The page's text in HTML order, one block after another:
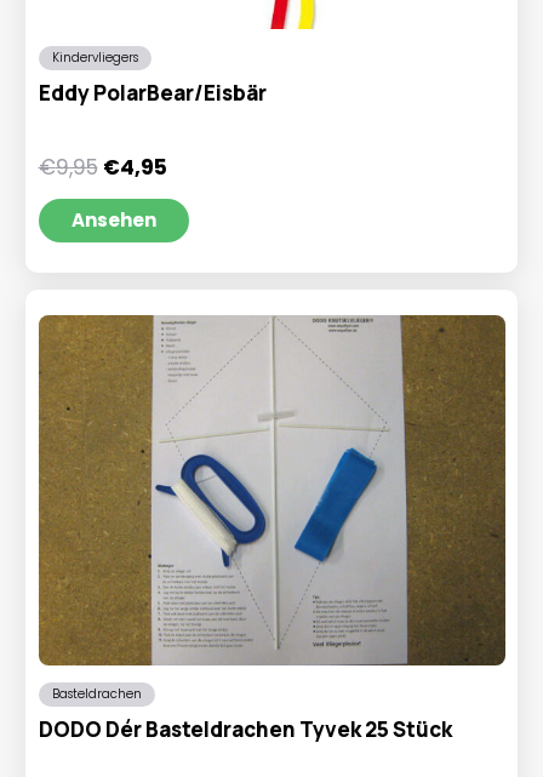
Kindervliegers
Eddy PolarBear/Eisbär
€9,95 Ursprünglicher
Preis
war:
€9,95
€4,95Aktueller
Preis
ist:
€4,95.
Ansehen
Basteldrachen
DODO Dér Basteldrachen Tyvek 25 Stück